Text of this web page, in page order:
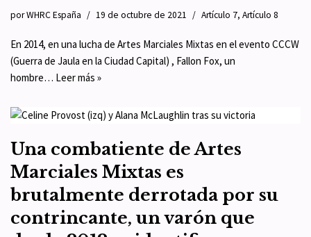
porWHRC España 19 de octubre de 2021 Artículo 7, Artículo 8
En 2014, en una lucha de Artes Marciales Mixtas en el evento CCCW
(Guerra de Jaula en la Ciudad Capital) , Fallon Fox, un
hombre… Leer más »
Una combatiente de Artes
Marciales Mixtas es
brutalmente derrotada por su
contrincante, un varón que